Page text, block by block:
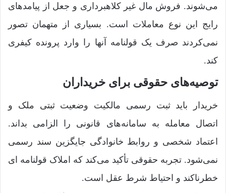
می‌شوند. فروش مال غیر کلاهبرداری و جعل از پیامدهای
رایج این نوع معاملات است. بسیاری از متهمان تصور
نمی‌کردند صرف یک قولنامه آنها را وارد پرونده کیفری
کند.
توصیه‌های حقوقی برای خریداران
خریدار باید ثبت رسمی مالکیت وضعیت ثبتی ملک و
اتصال معامله به سامانه‌های قانونی را الزامی بداند.
اعتماد شخصی و روابط خانوادگی جایگزین سند رسمی
نمی‌شود. تجربه حقوقی تأکید می‌کند که املاک قولنامه ای
خطرناکند و احتیاط شرط عقل است.